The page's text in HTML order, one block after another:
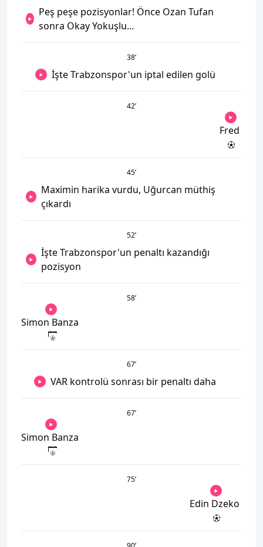
Peş peşe pozisyonlar! Önce Ozan Tufan
sonra Okay Yokuşlu...
38’
İşte Trabzonspor'un iptal edilen golü
42’
Fred
45’
Maximin harika vurdu, Uğurcan müthiş
çıkardı
52’
İşte Trabzonspor'un penaltı kazandığı
pozisyon
58’
Simon Banza
67’
VAR kontrolü sonrası bir penaltı daha
67’
Simon Banza
75’
Edin Dzeko